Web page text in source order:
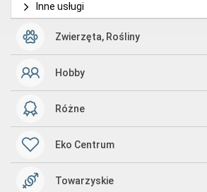
Inne usługi
Zwierzęta, Rośliny
Hobby
Różne
Eko Centrum
Towarzyskie